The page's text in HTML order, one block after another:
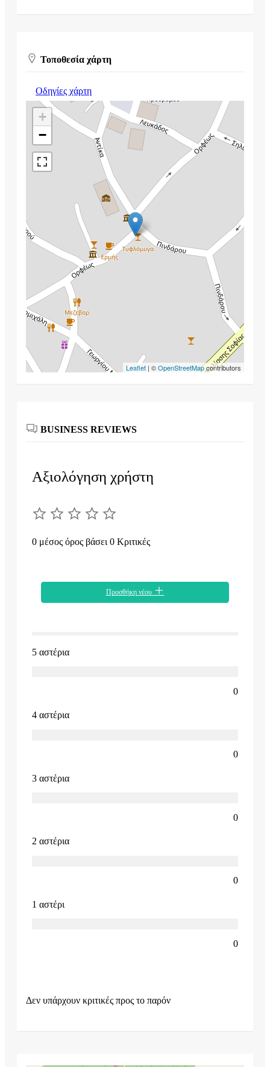
Τοποθεσία χάρτη
Οδηγίες χάρτη
+
−
Leaflet | ©OpenStreetMapcontributors
BUSINESS REVIEWS
Αξιολόγηση χρήστη
0 μέσος όρος βάσει 0 Κριτικές
Προσθήκη νέου
5 αστέρια
0
4 αστέρια
0
3 αστέρια
0
2 αστέρια
0
1 αστέρι
0
Δεν υπάρχουν κριτικές προς το παρόν